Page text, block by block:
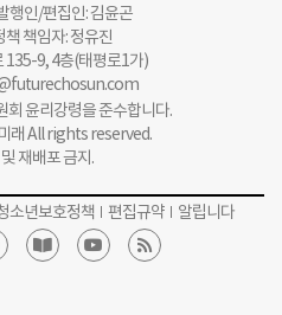
인/편집인: 김윤곤
책임자: 정유진
135-9, 4층(태평로1가)
회 윤리강령을 준수합니다.
래 All rights reserved.
재배포 금지.
소년보호정책 편집규약 알립니다